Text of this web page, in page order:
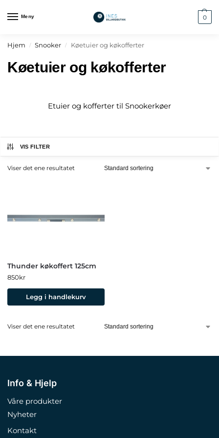
Meny 0
Hjem / Snooker / Køetuier og køkofferter
Køetuier og køkofferter
Etuier og kofferter til Snookerkøer
VIS FILTER
Viser det ene resultatet
Thunder køkoffert 125cm
850kr
Legg i handlekurv
Viser det ene resultatet
Info & Hjelp
Våre produkter
Nyheter
Kontakt